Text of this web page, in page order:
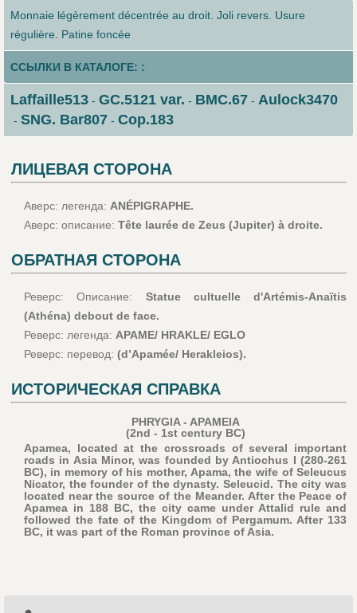
Monnaie légèrement décentrée au droit. Joli revers. Usure
régulière. Patine foncée
ССЫЛКИ В КАТАЛОГЕ: :
Laffaille513- GC.5121 var. - BMC.67- Aulock3470
- SNG. Bar807- Cop.183
ЛИЦЕВАЯ СТОРОНА
Аверс: легенда: ANÉPIGRAPHE.
Аверс: описание: Tête laurée de Zeus (Jupiter) à droite.
ОБРАТНАЯ СТОРОНА
Реверс: Описание: Statue cultuelle d'Artémis-Anaïtis
(Athéna) debout de face.
Реверс: легенда: APAME/ HRAKLE/ EGLO
Реверс: перевод: (d’Apamée/ Herakleios).
ИСТОРИЧЕСКАЯ СПРАВКА
PHRYGIA - APAMEIA
(2nd - 1st century BC)
Apamea, located at the crossroads of several important
roads in Asia Minor, was founded by Antiochus I (280-261
BC), in memory of his mother, Apama, the wife of Seleucus
Nicator, the founder of the dynasty. Seleucid. The city was
located near the source of the Meander. After the Peace of
Apamea in 188 BC, the city came under Attalid rule and
followed the fate of the Kingdom of Pergamum. After 133
BC, it was part of the Roman province of Asia.